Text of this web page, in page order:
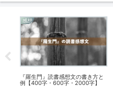
感想
『羅生門』読書感想文の書き方と
例【400字・600字・2000字】